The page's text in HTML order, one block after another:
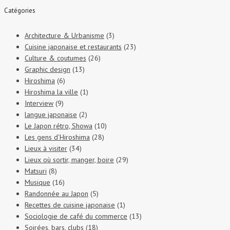
Catégories
Architecture & Urbanisme (3)
Cuisine japonaise et restaurants (23)
Culture & coutumes (26)
Graphic design (13)
Hiroshima (6)
Hiroshima la ville (1)
Interview (9)
langue japonaise (2)
Le Japon rétro, Showa (10)
Les gens d'Hiroshima (28)
Lieux à visiter (34)
Lieux où sortir, manger, boire (29)
Matsuri (8)
Musique (16)
Randonnée au Japon (5)
Recettes de cuisine japonaise (1)
Sociologie de café du commerce (13)
Soirées, bars, clubs (18)